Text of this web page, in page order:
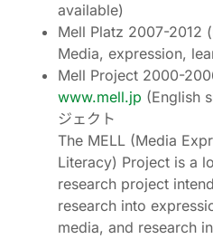
available)
Mell Platz 2007-2012
Media, expression,
Mell Project 2000-
www.mell.jp (English
ジェクト
The MELL (Media
Literacy) Project is a
research project
research into
media, and research